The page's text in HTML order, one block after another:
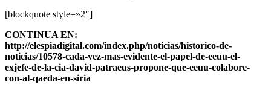
[blockquote style=»2″]
CONTINUA EN:
http://elespiadigital.com/index.php/noticias/historico-de-
noticias/10578-cada-vez-mas-evidente-el-papel-de-eeuu-el-
exjefe-de-la-cia-david-patraeus-propone-que-eeuu-colabore-
con-al-qaeda-en-siria